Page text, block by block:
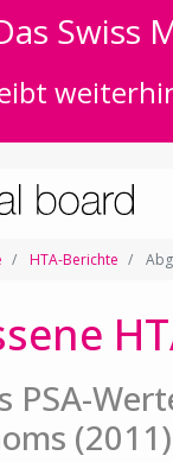
Swiss
HTA-Berichte
PSA-
(2011)